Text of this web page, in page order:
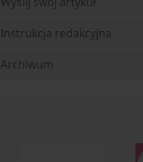
Instrukcja redakcyjna
Archiwum